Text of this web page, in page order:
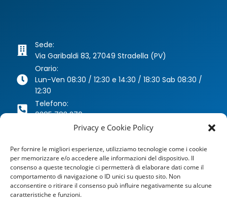
Privacy e Cookie Policy
Per fornire le migliori esperienze, utilizziamo tecnologie come i cookie
per memorizzare e/o accedere alle informazioni del dispositivo. Il
consenso a queste tecnologie ci permetterà di elaborare dati come il
comportamento di navigazione o ID unici su questo sito. Non
acconsentire o ritirare il consenso può influire negativamente su alcune
caratteristiche e funzioni.
Sede:
Via Garibaldi 83, 27049 Stradella (PV)
Orario:
Lun-Ven 08:30 / 12:30 e 14:30 / 18:30 Sab 08:30 /
12:30
Telefono:
0385 783 270
Email:
agenzia@dragoniassicurazioni.it
PEC:
dragoniassicurazioni@pec.it